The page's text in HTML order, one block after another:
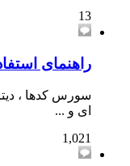
13
راهنمای
سورس کدها ،
ای و ...
1,021